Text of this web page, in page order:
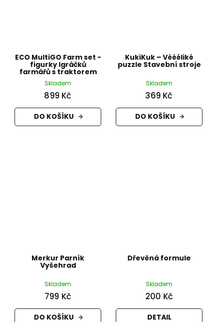
ECO MultiGO Farm set -
figurky Igráčků
farmářů s traktorem
Skladem
899 Kč
DO KOŠÍKU
KukiKuk – Véééliké
puzzle Stavební stroje
Skladem
369 Kč
DO KOŠÍKU
Merkur Parník
Vyšehrad
Skladem
799 Kč
DO KOŠÍKU
Dřevěná formule
Skladem
200 Kč
DETAIL